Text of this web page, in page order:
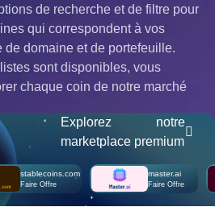
de recherche et de filtre pour
qui correspondent à vos
de domaine et de portefeuille.
sont disponibles, vous
chaque coin de notre marché
Explorez notre
marketplace premium
stablecoins.com
Faire Offre
master.ai
Faire Offre